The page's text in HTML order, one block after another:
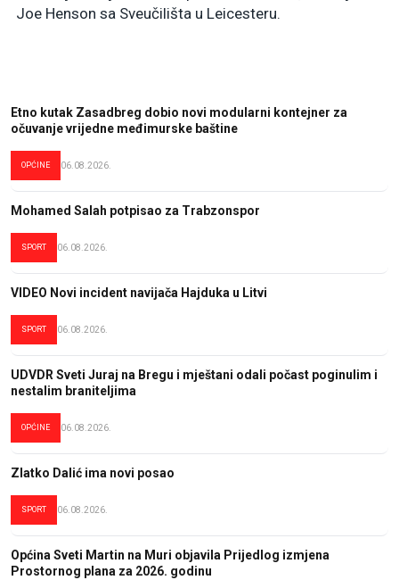
Joe Henson sa Sveučilišta u Leicesteru.
Etno kutak Zasadbreg dobio novi modularni kontejner za
očuvanje vrijedne međimurske baštine
OPĆINE 06.08.2026.
Mohamed Salah potpisao za Trabzonspor
SPORT 06.08.2026.
VIDEO Novi incident navijača Hajduka u Litvi
SPORT 06.08.2026.
UDVDR Sveti Juraj na Bregu i mještani odali počast poginulim i
nestalim braniteljima
OPĆINE 06.08.2026.
Zlatko Dalić ima novi posao
SPORT 06.08.2026.
Općina Sveti Martin na Muri objavila Prijedlog izmjena
Prostornog plana za 2026. godinu